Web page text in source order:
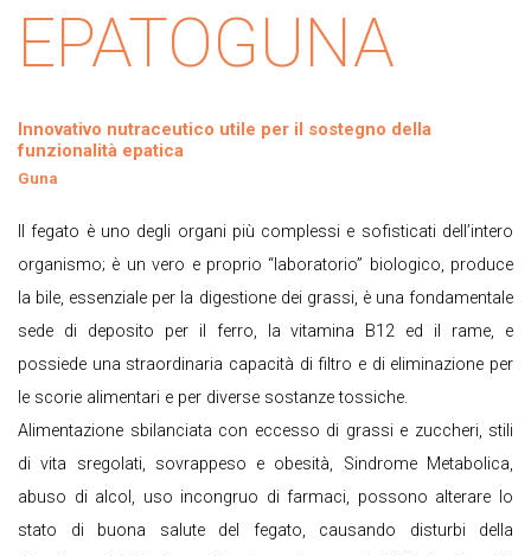
EPATOGUNA
Innovativo nutraceutico utile per il sostegno della
funzionalità epatica
Guna
Il fegato è uno degli organi più complessi e sofisticati dell’intero
organismo; è un vero e proprio “laboratorio” biologico, produce
la bile, essenziale per la digestione dei grassi, è una fondamentale
sede di deposito per il ferro, la vitamina B12 ed il rame, e
possiede una straordinaria capacità di filtro e di eliminazione per
le scorie alimentari e per diverse sostanze tossiche.
Alimentazione sbilanciata con eccesso di grassi e zuccheri, stili
di vita sregolati, sovrappeso e obesità, Sindrome Metabolica,
abuso di alcol, uso incongruo di farmaci, possono alterare lo
stato di buona salute del fegato, causando disturbi della